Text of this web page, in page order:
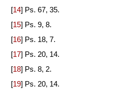
[14] Ps. 67, 35.
[15] Ps. 9, 8.
[16] Ps. 18, 7.
[17] Ps. 20, 14.
[18] Ps. 8, 2.
[19] Ps. 20, 14.